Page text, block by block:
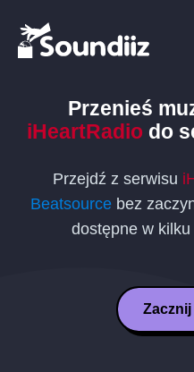
Przenieś
iHeartRadio do
Przejdź z serwisu
Beatsource bez
dostępne w
Zacznij